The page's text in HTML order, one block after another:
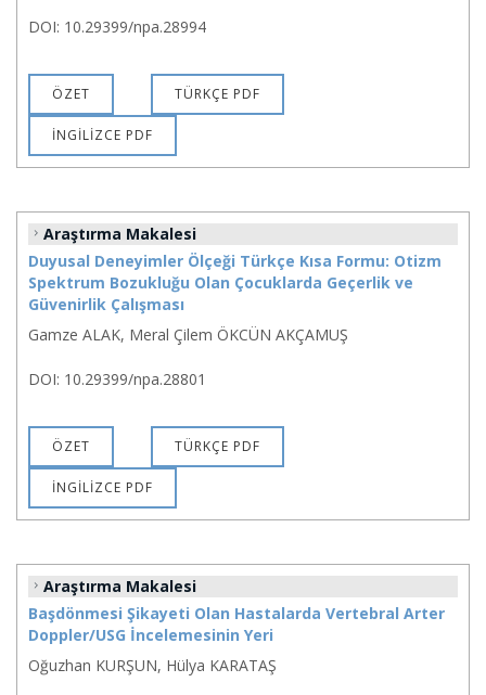
DOI: 10.29399/npa.28994
ÖZET TÜRKÇE PDF
İNGİLİZCE PDF
Araştırma Makalesi
Duyusal Deneyimler Ölçeği Türkçe Kısa Formu: Otizm
Spektrum Bozukluğu Olan Çocuklarda Geçerlik ve
Güvenirlik Çalışması
Gamze ALAK, Meral Çilem ÖKCÜN AKÇAMUŞ
DOI: 10.29399/npa.28801
ÖZET TÜRKÇE PDF
İNGİLİZCE PDF
Araştırma Makalesi
Başdönmesi Şikayeti Olan Hastalarda Vertebral Arter
Doppler/USG İncelemesinin Yeri
Oğuzhan KURŞUN, Hülya KARATAŞ